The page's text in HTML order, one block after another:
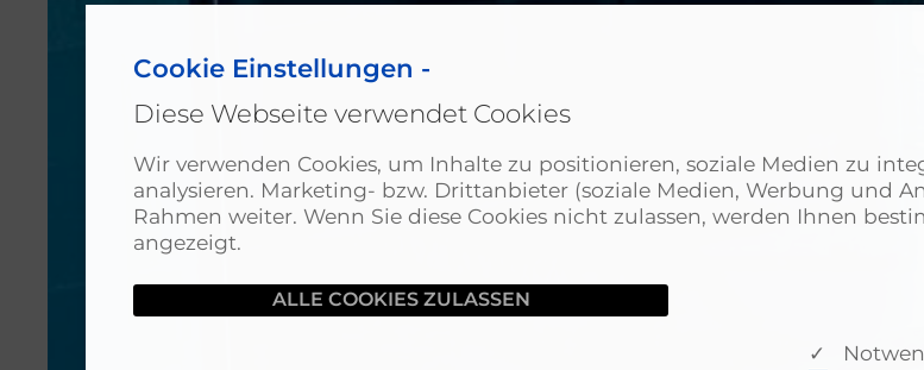
Cookie Einstellungen -
Diese Webseite verwendet Cookies
Wir verwenden Cookies, um Inhalte zu positionieren, soziale Medien zu
analysieren. Marketing- bzw. Drittanbieter (soziale Medien, Werbung und
Rahmen weiter. Wenn Sie diese Cookies nicht zulassen, werden Ihnen
angezeigt.
✓